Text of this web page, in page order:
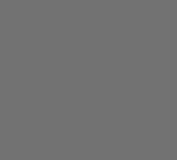
Daybed - stof 321